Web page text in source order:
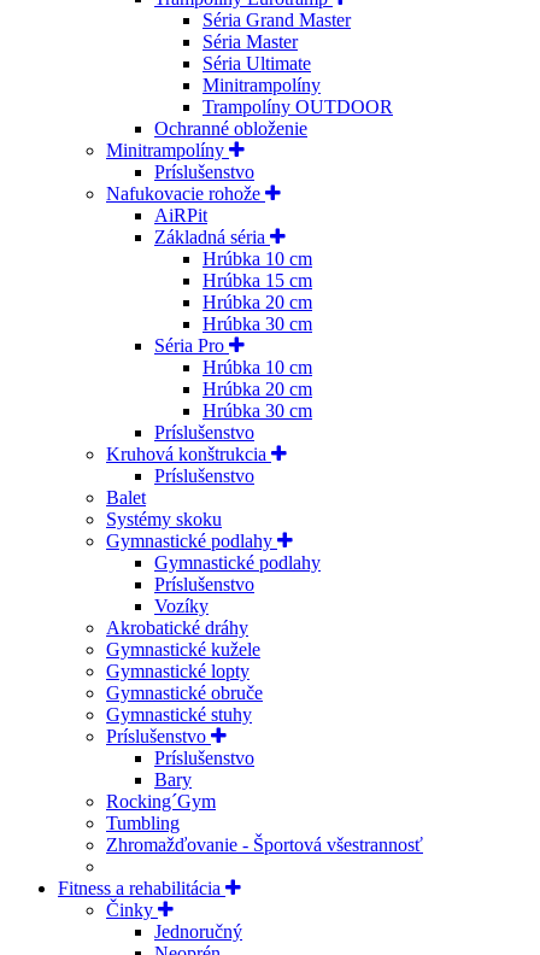
Séria Grand Master
Séria Master
Séria Ultimate
Minitrampolíny
Trampolíny OUTDOOR
Ochranné obloženie
Minitrampolíny
Príslušenstvo
Nafukovacie rohože
AiRPit
Základná séria
Hrúbka 10 cm
Hrúbka 15 cm
Hrúbka 20 cm
Hrúbka 30 cm
Séria Pro
Hrúbka 10 cm
Hrúbka 20 cm
Hrúbka 30 cm
Príslušenstvo
Kruhová konštrukcia
Príslušenstvo
Balet
Systémy skoku
Gymnastické podlahy
Gymnastické podlahy
Príslušenstvo
Vozíky
Akrobatické dráhy
Gymnastické kužele
Gymnastické lopty
Gymnastické obruče
Gymnastické stuhy
Príslušenstvo
Príslušenstvo
Bary
Rocking´Gym
Tumbling
Zhromažďovanie - Športová všestrannosť
Fitness a rehabilitácia
Činky
Jednoručný